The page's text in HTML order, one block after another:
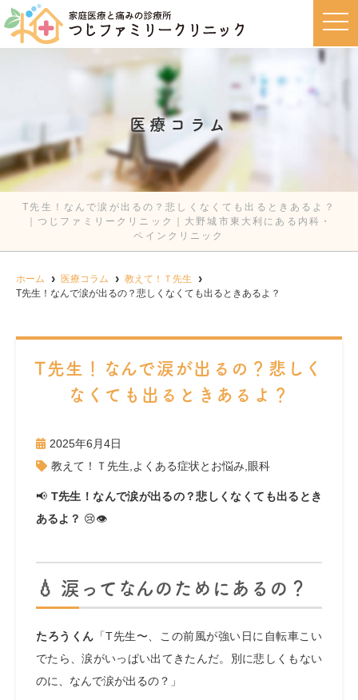
医療コラム
T先生！なんで涙が出るの？悲しくなくても出るときあるよ？
｜つじファミリークリニック｜大野城市東大利にある内科・
ペインクリニック
t
o
ホーム 医療コラム
教えて！Ｔ先生
T先生！なんで涙が出るの？悲しくなくても出るときあるよ？
T先生！なんで涙が出るの？悲しく
なくても出るときあるよ？
2025年6月4日
教えて！Ｔ先生 よくある症状とお悩み 眼科
📢 T先生！なんで涙が出るの？悲しくなくても出るとき
あるよ？ 😢👁️
💧 涙ってなんのためにあるの？
たろうくん 「T先生〜、この前風が強い日に自転車こい
でたら、涙がいっぱい出てきたんだ。別に悲しくもない
のに、なんで涙が出るの？」